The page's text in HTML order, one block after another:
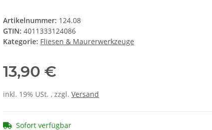
Artikelnummer: 124.08
GTIN: 4011333124086
Kategorie: Fliesen & Maurerwerkzeuge
13,90 €
inkl. 19% USt. , zzgl. Versand
Sofort verfügbar